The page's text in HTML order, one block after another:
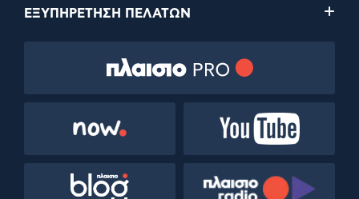
ΕΞΥΠΗΡΕΤΗΣΗ ΠΕΛΑΤΩΝ